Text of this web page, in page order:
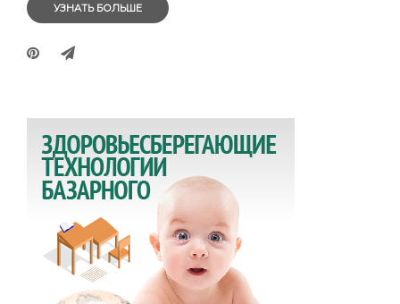
УЗНАТЬ БОЛЬШЕ